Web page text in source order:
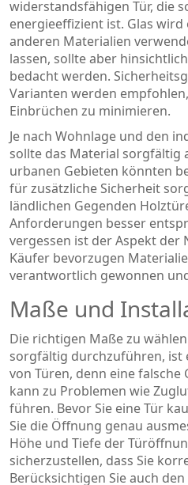
widerstandsfähigen Tür, die
energieeffizient ist. Glas
anderen Materialien
lassen, sollte aber
bedacht werden.
Varianten werden
Einbrüchen zu minimieren.
Je nach Wohnlage und den
sollte das Material sorgfältig
urbanen Gebieten könnten
für zusätzliche Sicherheit
ländlichen Gegenden
Anforderungen besser
vergessen ist der Aspekt der
Käufer bevorzugen
verantwortlich gewonnen
Maße und
Die richtigen Maße zu
sorgfältig durchzuführen, ist
von Türen, denn eine
kann zu Problemen wie
führen. Bevor Sie eine Tür
Sie die Öffnung genau
Höhe und Tiefe der
sicherzustellen, dass Sie
Berücksichtigen Sie auch